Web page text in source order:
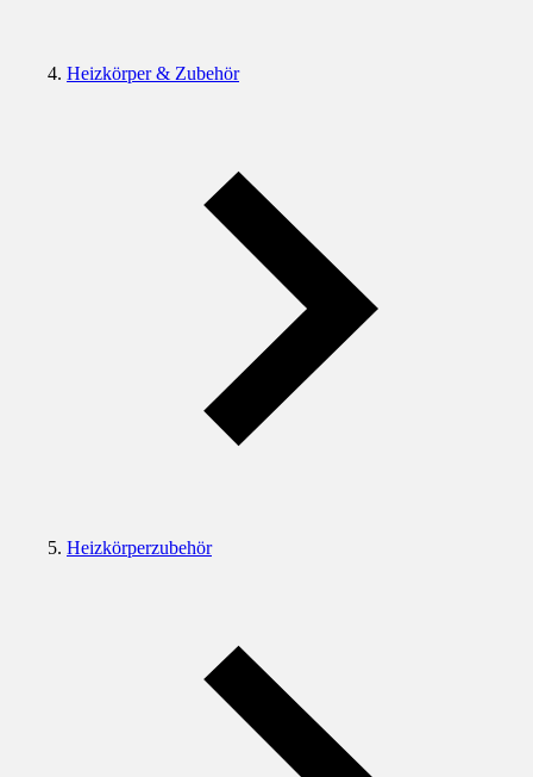
Heizkörper & Zubehör
Heizkörperzubehör